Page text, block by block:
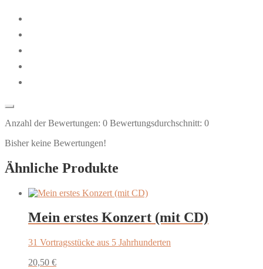
Anzahl der Bewertungen: 0 Bewertungsdurchschnitt: 0
Bisher keine Bewertungen!
Ähnliche Produkte
Mein erstes Konzert (mit CD)
31 Vortragsstücke aus 5 Jahrhunderten
20,50 €